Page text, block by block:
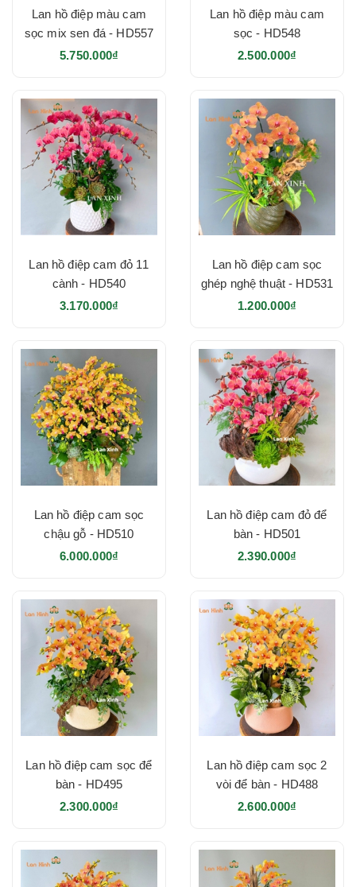
Lan hồ điệp màu cam
sọc mix sen đá - HD557
5.750.000₫
Lan hồ điệp màu cam
sọc - HD548
2.500.000₫
Lan hồ điệp cam đỏ 11
cành - HD540
3.170.000₫
Lan hồ điệp cam sọc
ghép nghệ thuật - HD531
1.200.000₫
Lan hồ điệp cam sọc
chậu gỗ - HD510
6.000.000₫
Lan hồ điệp cam đỏ để
bàn - HD501
2.390.000₫
Lan hồ điệp cam sọc để
bàn - HD495
2.300.000₫
Lan hồ điệp cam sọc 2
vòi để bàn - HD488
2.600.000₫